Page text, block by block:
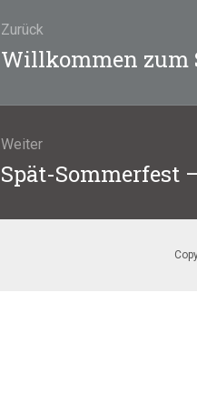
Zurück
Vorheriger
Willkommen zum
Weiter
Nächster
Beitrag:
Spät-Sommerfest